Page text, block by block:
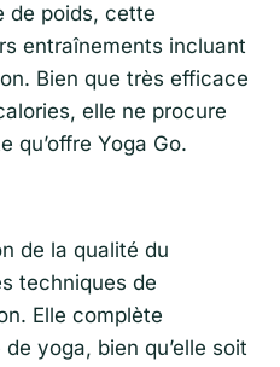
de poids, cette
entraînements incluant
Bien que très efficace
elle ne procure
qu’offre Yoga Go.
de la qualité du
techniques de
Elle complète
yoga, bien qu’elle soit